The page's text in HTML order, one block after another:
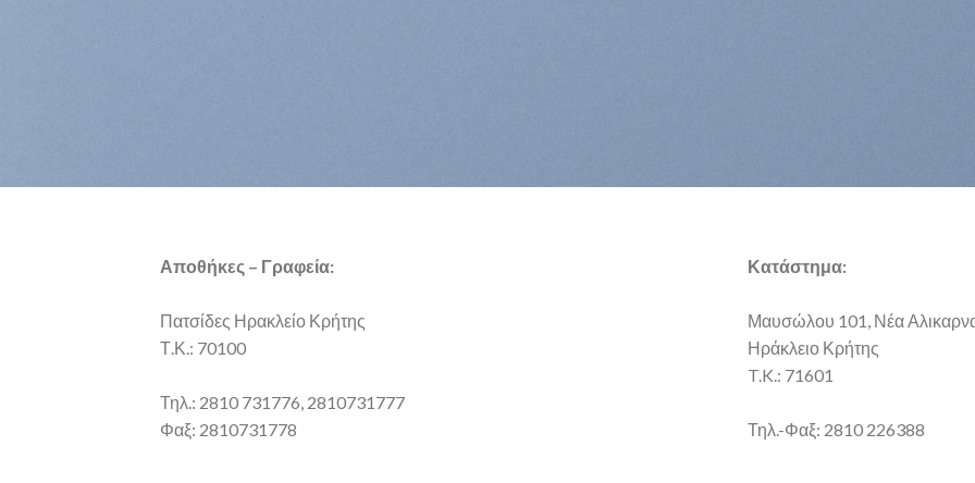
Αποθήκες – Γραφεία:
Πατσίδες Ηρακλείο Κρήτης
Τ.Κ.: 70100
Τηλ.: 2810 731776, 2810731777
Φαξ: 2810731778
Κατάστημα:
Μαυσώλου 101, Νέα
Ηράκλειο Κρήτης
T.K.: 71601
Τηλ.-Φαξ: 2810 226388